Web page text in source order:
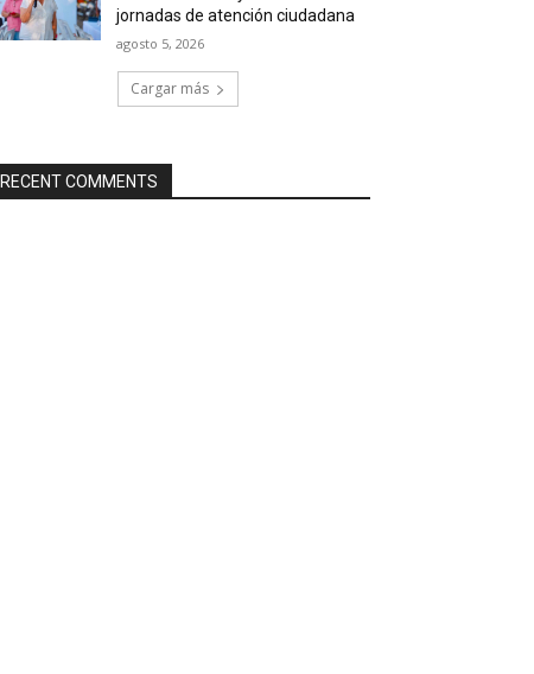
jornadas de atención ciudadana
agosto 5, 2026
Cargar más
RECENT COMMENTS